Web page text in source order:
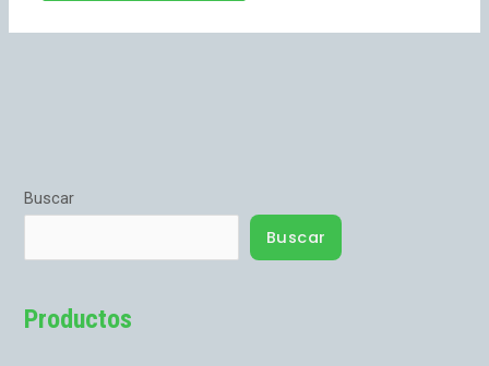
Buscar
Buscar
Productos